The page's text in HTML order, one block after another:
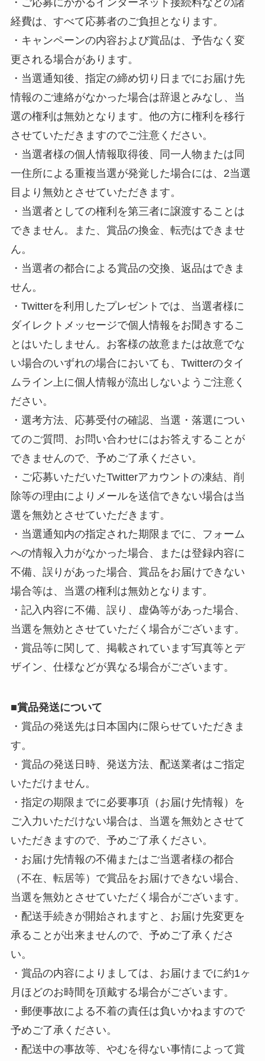
・ご応募にかかるインターネット接続料などの諸
経費は、すべて応募者のご負担となります。
・キャンペーンの内容および賞品は、予告なく変
更される場合があります。
・当選通知後、指定の締め切り日までにお届け先
情報のご連絡がなかった場合は辞退とみなし、当
選の権利は無効となります。他の方に権利を移行
させていただきますのでご注意ください。
・当選者様の個人情報取得後、同一人物または同
一住所による重複当選が発覚した場合には、2当選
目より無効とさせていただきます。
・当選者としての権利を第三者に譲渡することは
できません。また、賞品の換金、転売はできませ
ん。
・当選者の都合による賞品の交換、返品はできま
せん。
・Twitterを利用したプレゼントでは、当選者様に
ダイレクトメッセージで個人情報をお聞きするこ
とはいたしません。お客様の故意または故意でな
い場合のいずれの場合においても、Twitterのタイ
ムライン上に個人情報が流出しないようご注意く
ださい。
・選考方法、応募受付の確認、当選・落選につい
てのご質問、お問い合わせにはお答えすることが
できませんので、予めご了承ください。
・ご応募いただいたTwitterアカウントの凍結、削
除等の理由によりメールを送信できない場合は当
選を無効とさせていただきます。
・当選通知内の指定された期限までに、フォーム
への情報入力がなかった場合、または登録内容に
不備、誤りがあった場合、賞品をお届けできない
場合等は、当選の権利は無効となります。
・記入内容に不備、誤り、虚偽等があった場合、
当選を無効とさせていただく場合がございます。
・賞品等に関して、掲載されています写真等とデ
ザイン、仕様などが異なる場合がございます。
■賞品発送について
・賞品の発送先は日本国内に限らせていただきま
す。
・賞品の発送日時、発送方法、配送業者はご指定
いただけません。
・指定の期限までに必要事項（お届け先情報）を
ご入力いただけない場合は、当選を無効とさせて
いただきますので、予めご了承ください。
・お届け先情報の不備またはご当選者様の都合
（不在、転居等）で賞品をお届けできない場合、
当選を無効とさせていただく場合がございます。
・配送手続きが開始されますと、お届け先変更を
承ることが出来ませんので、予めご了承くださ
い。
・賞品の内容によりましては、お届けまでに約1ヶ
月ほどのお時間を頂戴する場合がございます。
・郵便事故による不着の責任は負いかねますので
予めご了承ください。
・配送中の事故等、やむを得ない事情によって賞